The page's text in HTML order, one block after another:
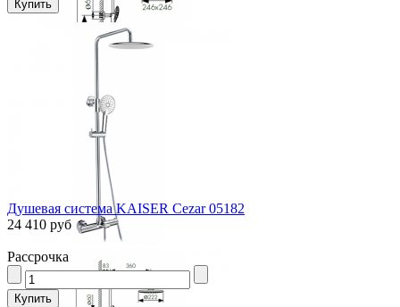
Душевая система KAISER Cezar 05182
24 410 руб
Рассрочка